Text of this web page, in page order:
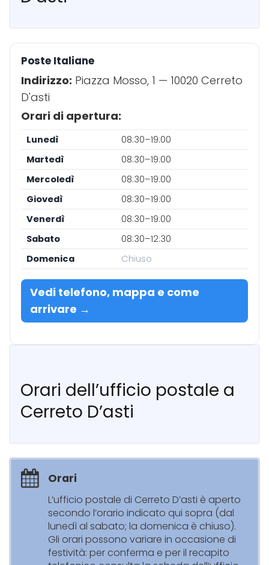
Poste Italiane
Indirizzo: Piazza Mosso, 1 — 10020 Cerreto
D'asti
Orari di apertura:
Lunedì
08:30–19:00
Martedì
08:30–19:00
Mercoledì
08:30–19:00
Giovedì
08:30–19:00
Venerdì
08:30–19:00
Sabato
08:30–12:30
Domenica
Chiuso
Vedi telefono, mappa e come
arrivare →
Orari dell’ufficio postale a
Cerreto D’asti
Orari
L’ufficio postale di Cerreto D’asti è aperto
secondo l’orario indicato qui sopra (dal
lunedì al sabato; la domenica è chiuso).
Gli orari possono variare in occasione di
festività: per conferma e per il recapito